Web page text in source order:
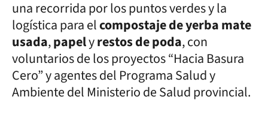
una recorrida por los puntos verdes y la
logística para elcompostaje de yerba mate
usada,papelyrestos de poda, con
voluntarios de los proyectos “Hacia Basura
Cero” y agentes del Programa Salud y
Ambiente del Ministerio de Salud provincial.